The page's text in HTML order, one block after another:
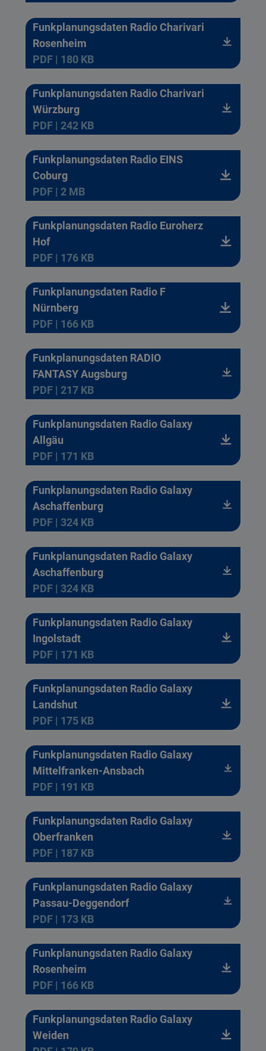
Funkplanungsdaten Radio Charivari
Rosenheim
PDF | 180 KB
Funkplanungsdaten Radio Charivari
Würzburg
PDF | 242 KB
Funkplanungsdaten Radio EINS
Coburg
PDF | 2 MB
Funkplanungsdaten Radio Euroherz
Hof
PDF | 176 KB
Funkplanungsdaten Radio F
Nürnberg
PDF | 166 KB
Funkplanungsdaten RADIO
FANTASY Augsburg
PDF | 217 KB
Funkplanungsdaten Radio Galaxy
Allgäu
PDF | 171 KB
Funkplanungsdaten Radio Galaxy
Aschaffenburg
PDF | 324 KB
Funkplanungsdaten Radio Galaxy
Aschaffenburg
PDF | 324 KB
Funkplanungsdaten Radio Galaxy
Ingolstadt
PDF | 171 KB
Funkplanungsdaten Radio Galaxy
Landshut
PDF | 175 KB
Funkplanungsdaten Radio Galaxy
Mittelfranken-Ansbach
PDF | 191 KB
Funkplanungsdaten Radio Galaxy
Oberfranken
PDF | 187 KB
Funkplanungsdaten Radio Galaxy
Passau-Deggendorf
PDF | 173 KB
Funkplanungsdaten Radio Galaxy
Rosenheim
PDF | 166 KB
Funkplanungsdaten Radio Galaxy
Weiden